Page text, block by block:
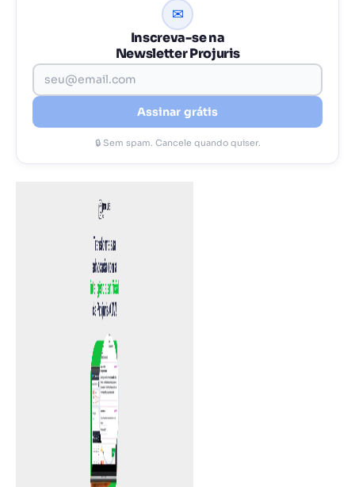
✉
Inscreva-se na
Newsletter Projuris
Assinar grátis
🔒 Sem spam. Cancele quando quiser.